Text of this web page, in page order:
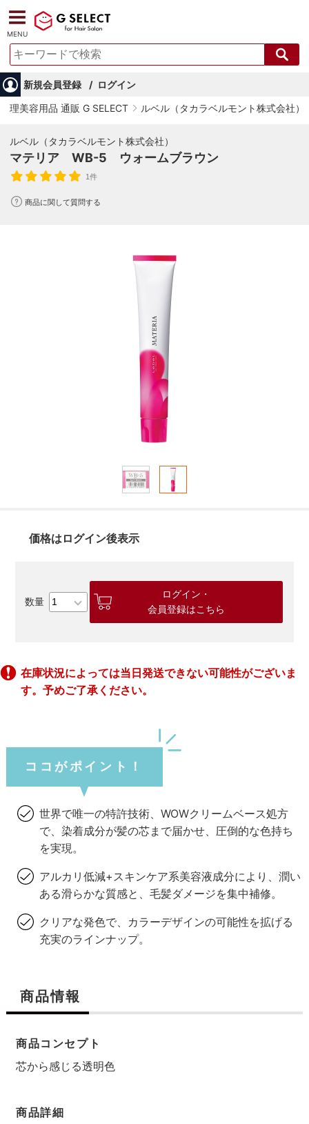
MENU
新規会員登録
ログイン
理美容用品 通販 G SELECT
ルベル（タカラベルモント株式会社）
ルベル（タカラベルモント株式会社）
マテリア WB-5 ウォームブラウン
1件
商品に関して質問する
価格はログイン後表示
ログイン・
会員登録はこちら
在庫状況によっては当日発送できない可能性がございま
す。予めご了承ください。
ココがポイント！
世界で唯一の特許技術、WOWクリームベース処方
で、染着成分が髪の芯まで届かせ、圧倒的な色持ち
を実現。
アルカリ低減+スキンケア系美容液成分により、潤い
ある滑らかな質感と、毛髪ダメージを集中補修。
クリアな発色で、カラーデザインの可能性を拡げる
充実のラインナップ。
商品情報
商品コンセプト
芯から感じる透明色
商品詳細